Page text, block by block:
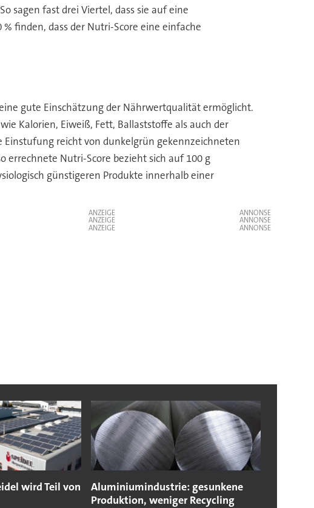
sagen fast drei Viertel, dass sie auf eine
finden, dass der Nutri-Score eine einfache
gute Einschätzung der Nährwertqualität ermöglicht.
Kalorien, Eiweiß, Fett, Ballaststoffe als auch der
reicht von dunkelgrün gekennzeichneten
errechnete Nutri-Score bezieht sich auf 100 g
günstigeren Produkte innerhalb einer
ANZEIGE
ANZEIGE
ANZEIGE
wird Teil von
Aluminiumindustrie: gesunkene
Produktion, weniger Recycling